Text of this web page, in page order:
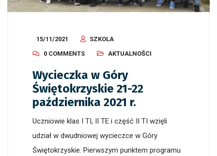
15/11/2021
SZKOLA
0 COMMENTS
AKTUALNOŚCI
Wycieczka w Góry
Świętokrzyskie 21-22
października 2021 r.
Uczniowie klas I TI, II TE i część II TI wzięli
udział w dwudniowej wycieczce w Góry
Świętokrzyskie. Pierwszym punktem programu